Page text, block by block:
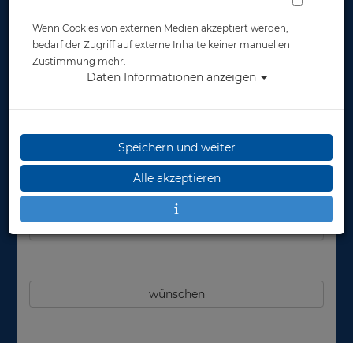
Artikelnr.: oms-A20916809Xmaster
ab 57,00 €
wünschen
Wenn Cookies von externen Medien akzeptiert werden,
bedarf der Zugriff auf externe Inhalte keiner manuellen
Zustimmung mehr.
Daten Informationen anzeigen
Speichern und weiter
Alle akzeptieren